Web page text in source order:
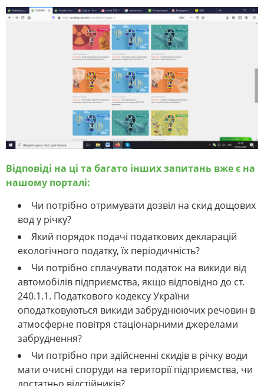
Відповіді на ці та багато інших запитань вже є на
нашому порталі:
Чи потрібно отримувати дозвіл на скид дощових
вод у річку?
Який порядок подачі податкових декларацій
екологічного податку, їх періодичність?
Чи потрібно сплачувати податок на викиди від
автомобілів підприємства, якщо відповідно до ст.
240.1.1. Податкового кодексу України
оподатковуються викиди забруднюючих речовин в
атмосферне повітря стаціонарними джерелами
забруднення?
Чи потрібно при здійсненні скидів в річку води
мати очисні споруди на території підприємства, чи